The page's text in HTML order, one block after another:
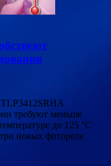
требуют меньше
до 125 °C
новых фотореле